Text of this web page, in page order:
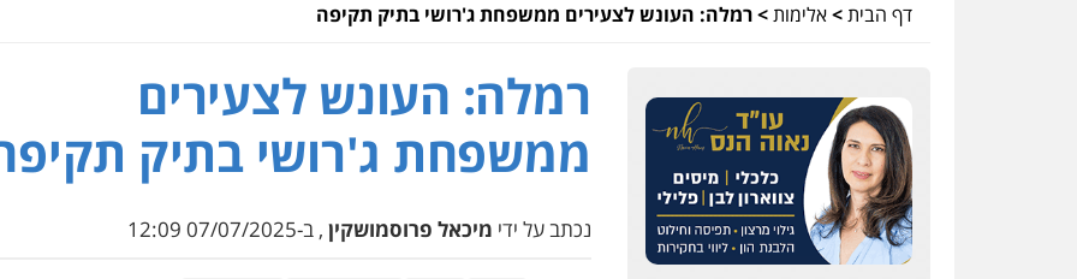
דף הבית>אלימות>רמלה: העונש לצעירים ממשפחת ג'רושי בתיק תקיפה
רמלה: העונש לצעירים
ממשפחת ג'רושי בתיק
נכתב על ידי מיכאל פרוסמושקין , ב-07/07/2025 12:09